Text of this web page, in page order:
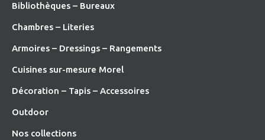
Bibliothèques – Bureaux
Chambres – Literies
Armoires – Dressings – Rangements
Cuisines sur-mesure Morel
Décoration – Tapis – Accessoires
Outdoor
Nos collections